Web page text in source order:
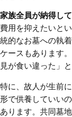
家族全員が納得し
費用を抑えたいと
統的なお墓への執
ケースもあります
見が食い違った」
特に、故人が生前
形で供養していい
あります。共同墓